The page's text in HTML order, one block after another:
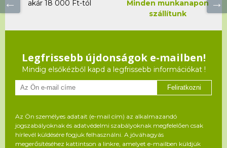
akár 18 000 Ft-tól
Minden munkanapon
szállítunk
Legfrissebb újdonságok e-mailben!
Mindig elsőkézből kapd a legfrissebb információkat !
Feliratkozni
Az Ön személyes adatait (e-mail cím) az alkalmazandó
jogszabályoknak és adatvédelmi szabályoknak megfelelően csak
hírlevél küldésére fogjuk felhasználni. A jóváhagyás
megerősítéséhez kattintson a linkre, amelyet e-mailben küldjük